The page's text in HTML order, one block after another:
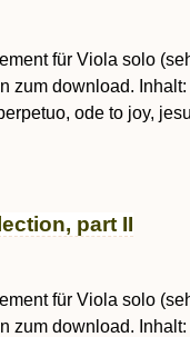
für Viola solo
zum download.
ode to joy,
part II
für Viola solo
zum download.